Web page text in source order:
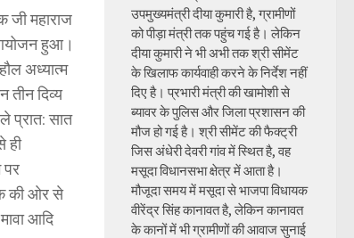
जी महाराज
आयोजन हुआ।
अध्यात्म
दिव्य
प्रात: सात
ही
पर
की ओर से
आदि
उपमुख्यमंत्री दीया कुमारी है, ग्रामीणों
को पीड़ा मंत्री तक पहुंच गई है। लेकिन
दीया कुमारी ने भी अभी तक श्री सीमेंट
के खिलाफ कार्यवाही करने के निर्देश नहीं
दिए है। प्रभारी मंत्री की खामोशी से
ब्यावर के पुलिस और जिला प्रशासन की
मौज हो गई है। श्री सीमेंट की फैक्ट्री
जिस अंधेरी देवरी गांव में स्थित है, वह
मसूदा विधानसभा क्षेत्र में आता है।
मौजूदा समय में मसूदा से भाजपा विधायक
वीरेंद्र सिंह कानावत है, लेकिन कानावत
के कानों में भी ग्रामीणों की आवाज सुनाई